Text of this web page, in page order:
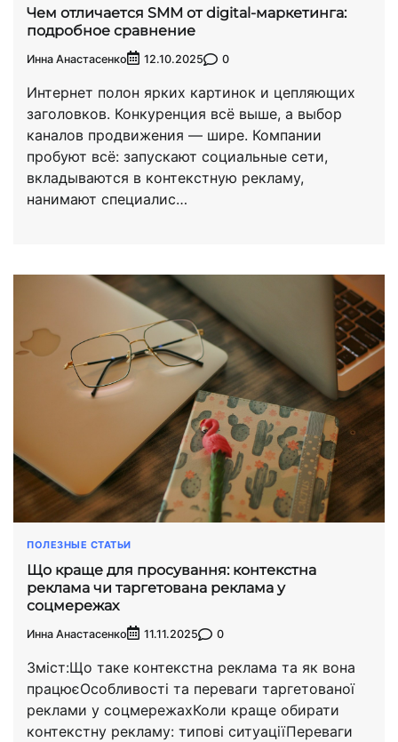
Чем отличается SMM от digital-маркетинга:
подробное сравнение
Инна Анастасенко 12.10.2025 0
Интернет полон ярких картинок и цепляющих
заголовков. Конкуренция всё выше, а выбор
каналов продвижения — шире. Компании
пробуют всё: запускают социальные сети,
вкладываются в контекстную рекламу,
нанимают специалис…
ПОЛЕЗНЫЕ СТАТЬИ
Що краще для просування: контекстна
реклама чи таргетована реклама у
соцмережах
Инна Анастасенко 11.11.2025 0
Зміст:Що таке контекстна реклама та як вона
працюєОсобливості та переваги таргетованої
реклами у соцмережахКоли краще обирати
контекстну рекламу: типові ситуаціїПереваги